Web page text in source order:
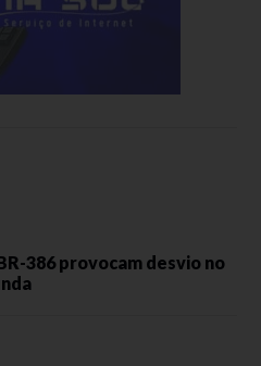
386 provocam desvio no